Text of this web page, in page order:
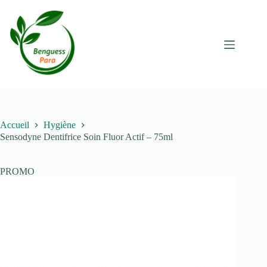
contenu
Accueil
Hygiène
Sensodyne Dentifrice Soin Fluor Actif – 75ml
PROMO